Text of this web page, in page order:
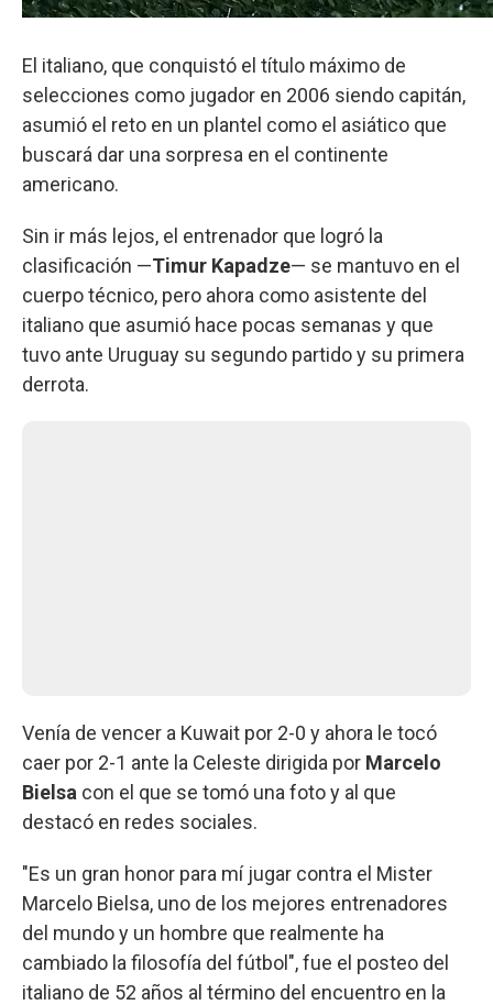
El italiano, que conquistó el título máximo de
selecciones como jugador en 2006 siendo capitán,
asumió el reto en un plantel como el asiático que
buscará dar una sorpresa en el continente
americano.
Sin ir más lejos, el entrenador que logró la
clasificación —Timur Kapadze— se mantuvo en el
cuerpo técnico, pero ahora como asistente del
italiano que asumió hace pocas semanas y que
tuvo ante Uruguay su segundo partido y su primera
derrota.
Venía de vencer a Kuwait por 2-0 y ahora le tocó
caer por 2-1 ante la Celeste dirigida por Marcelo
Bielsa con el que se tomó una foto y al que
destacó en redes sociales.
"Es un gran honor para mí jugar contra el Mister
Marcelo Bielsa, uno de los mejores entrenadores
del mundo y un hombre que realmente ha
cambiado la filosofía del fútbol", fue el posteo del
italiano de 52 años al término del encuentro en la